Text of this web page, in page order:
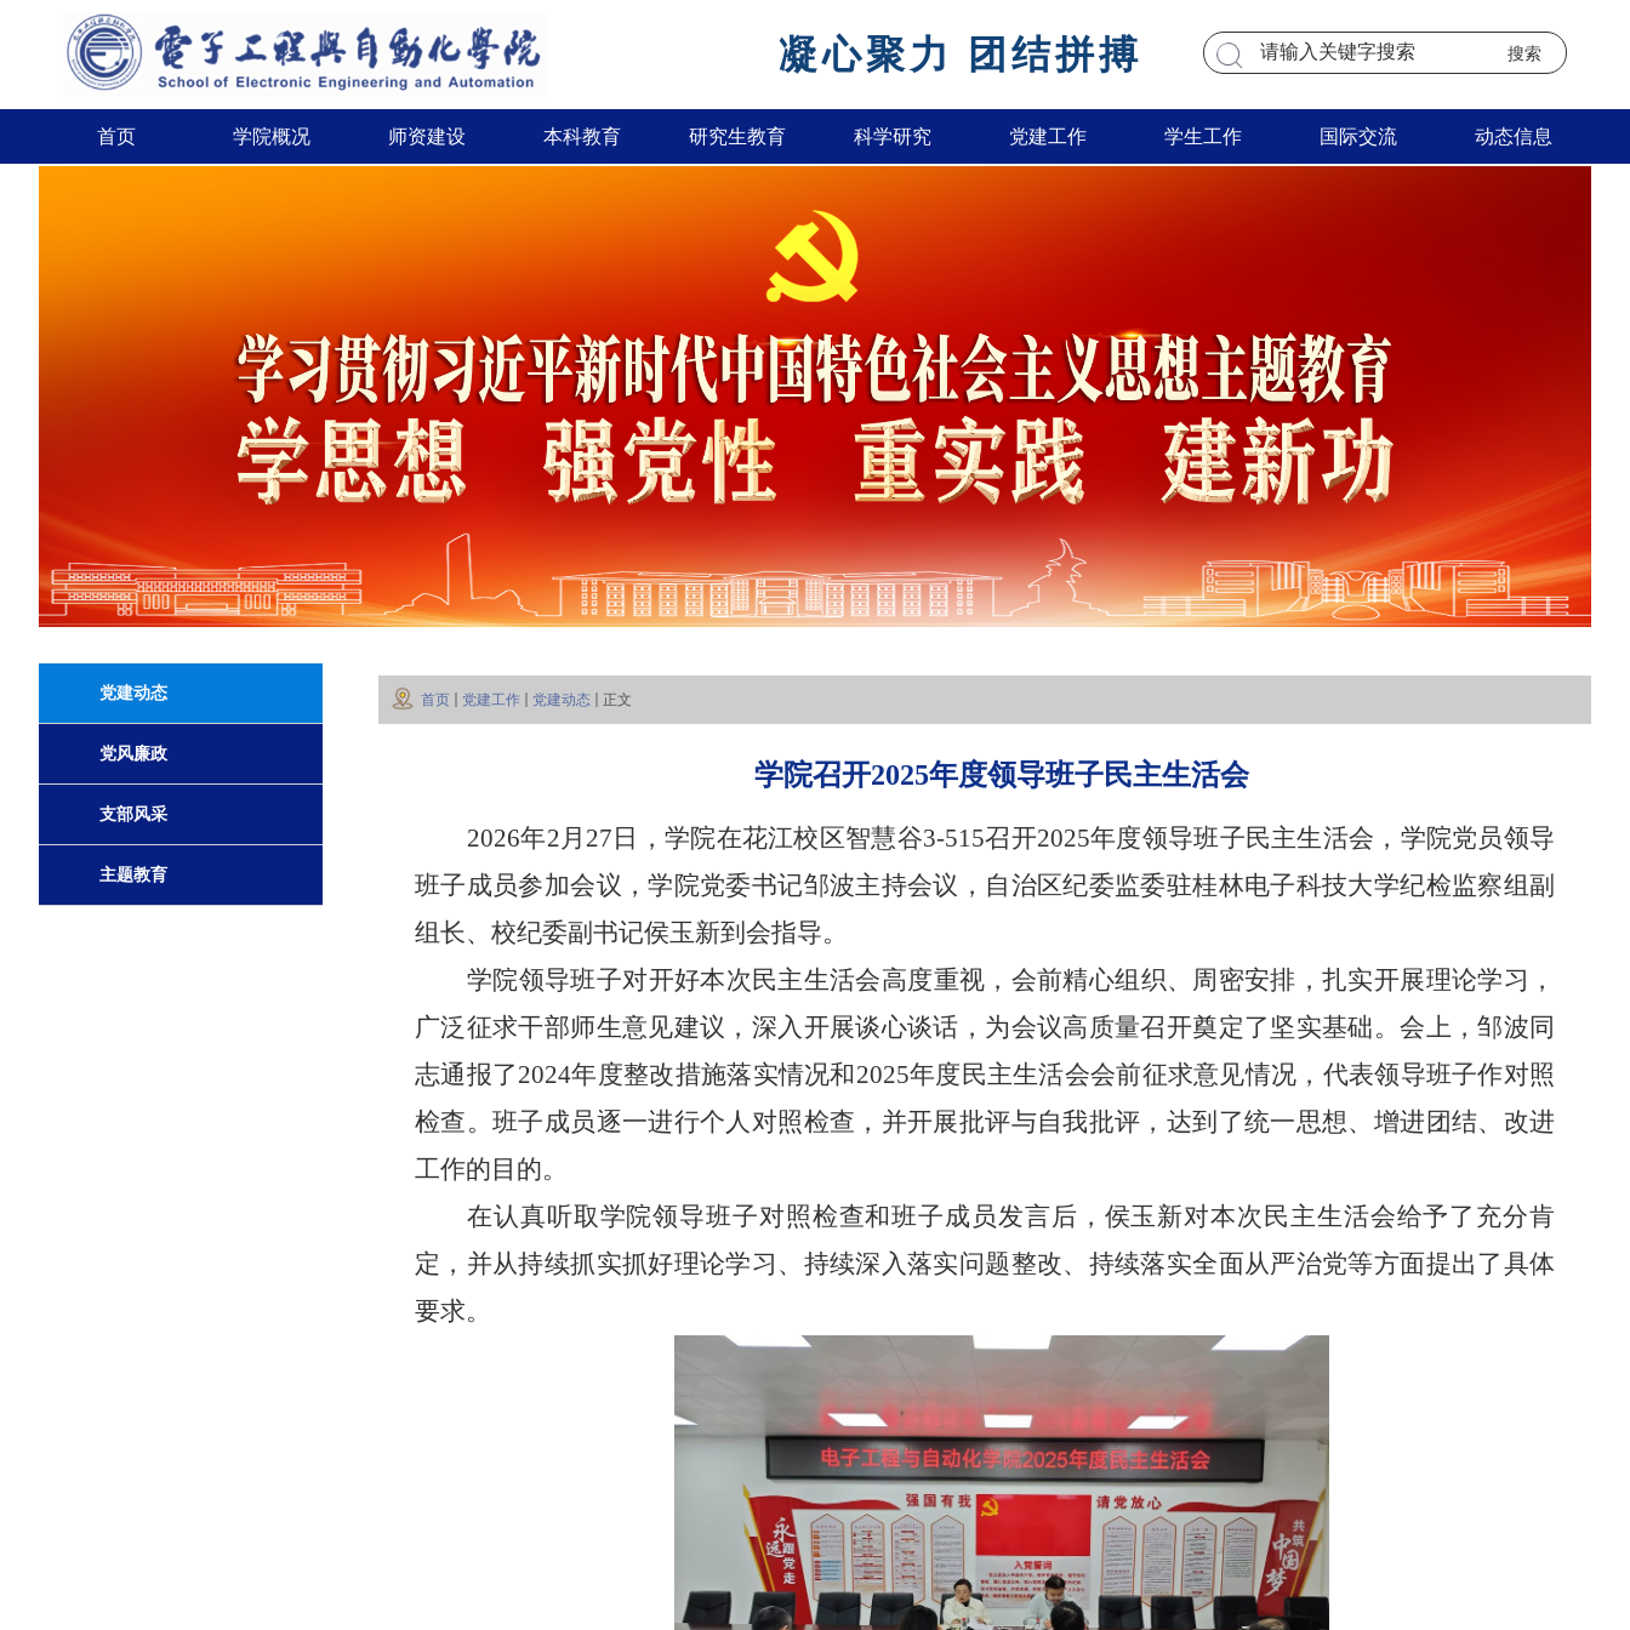
凝心聚力 团结拼搏
首页 学院概况 师资建设 本科教育 研究生教育 科学研究 党建工作 学生工作 国际交流 动态信息
党建动态
党风廉政
支部风采
主题教育
首页 党建工作 党建动态 正文
学院召开2025年度领导班子民主生活会
2026年2月27日，学院在花江校区智慧谷3-515召开2025年度领导班子民主生活会，学院党员领导
班子成员参加会议，学院党委书记邹波主持会议，自治区纪委监委驻桂林电子科技大学纪检监察组副
组长、校纪委副书记侯玉新到会指导。
学院领导班子对开好本次民主生活会高度重视，会前精心组织、周密安排，扎实开展理论学习，
广泛征求干部师生意见建议，深入开展谈心谈话，为会议高质量召开奠定了坚实基础。会上，邹波同
志通报了2024年度整改措施落实情况和2025年度民主生活会会前征求意见情况，代表领导班子作对照
检查。班子成员逐一进行个人对照检查，并开展批评与自我批评，达到了统一思想、增进团结、改进
工作的目的。
在认真听取学院领导班子对照检查和班子成员发言后，侯玉新对本次民主生活会给予了充分肯
定，并从持续抓实抓好理论学习、持续深入落实问题整改、 持续落实全面从严治党等方面提出了具体
要求。